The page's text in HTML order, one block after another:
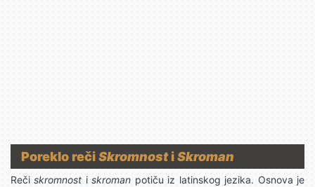
Poreklo rečiSkromnostiSkroman
Rečiskromnostiskromanpotiču iz latinskog jezika. Osnova je